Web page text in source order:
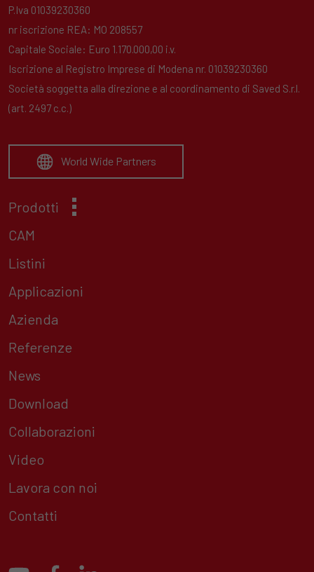
P.Iva 01039230360
nr iscrizione REA: MO 208557
Capitale Sociale: Euro 1.170.000,00 i.v.
Iscrizione al Registro Imprese di Modena nr. 01039230360
Società soggetta alla direzione e al coordinamento di Saved S.r.l.
(art. 2497 c.c.)
World Wide Partners
Prodotti
CAM
Listini
Applicazioni
Azienda
Referenze
News
Download
Collaborazioni
Video
Lavora con noi
Contatti